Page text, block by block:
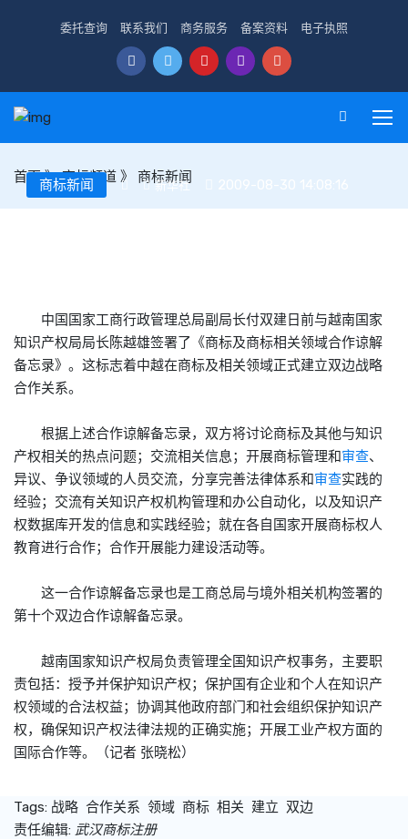
委托查询 联系我们 商务服务 备案资料 电子执照
首页》商标频道 》 商标新闻
商标新闻 新华社 2009-08-30 14:08:16
中国国家工商行政管理总局副局长付双建日前与越南国家
知识产权局局长陈越雄签署了《商标及商标相关领域合作谅解
备忘录》。这标志着中越在商标及相关领域正式建立双边战略
合作关系。
根据上述合作谅解备忘录，双方将讨论商标及其他与知识
产权相关的热点问题；交流相关信息；开展商标管理和审查、
异议、争议领域的人员交流，分享完善法律体系和审查实践的
经验；交流有关知识产权机构管理和办公自动化，以及知识产
权数据库开发的信息和实践经验；就在各自国家开展商标权人
教育进行合作；合作开展能力建设活动等。
这一合作谅解备忘录也是工商总局与境外相关机构签署的
第十个双边合作谅解备忘录。
越南国家知识产权局负责管理全国知识产权事务，主要职
责包括：授予并保护知识产权；保护国有企业和个人在知识产
权领域的合法权益；协调其他政府部门和社会组织保护知识产
权，确保知识产权法律法规的正确实施；开展工业产权方面的
国际合作等。（记者 张晓松）
Tags: 战略 合作关系 领域 商标 相关 建立 双边
责任编辑: 武汉商标注册